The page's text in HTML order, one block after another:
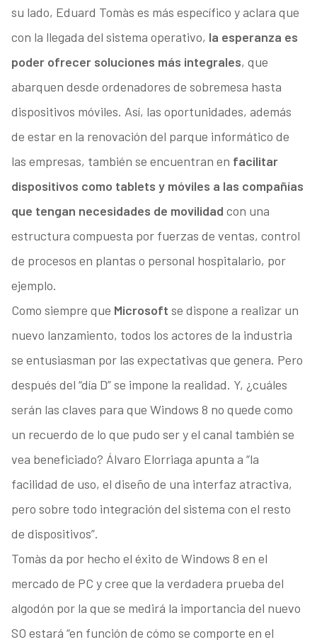
su lado, Eduard Tomàs es más específico y aclara que
con la llegada del sistema operativo, la esperanza es
poder ofrecer soluciones más integrales, que
abarquen desde ordenadores de sobremesa hasta
dispositivos móviles. Así, las oportunidades, además
de estar en la renovación del parque informático de
las empresas, también se encuentran en facilitar
dispositivos como tablets y móviles a las compañías
que tengan necesidades de movilidad con una
estructura compuesta por fuerzas de ventas, control
de procesos en plantas o personal hospitalario, por
ejemplo.
Como siempre que Microsoft se dispone a realizar un
nuevo lanzamiento, todos los actores de la industria
se entusiasman por las expectativas que genera. Pero
después del “día D” se impone la realidad. Y, ¿cuáles
serán las claves para que Windows 8 no quede como
un recuerdo de lo que pudo ser y el canal también se
vea beneficiado? Álvaro Elorriaga apunta a “la
facilidad de uso, el diseño de una interfaz atractiva,
pero sobre todo integración del sistema con el resto
de dispositivos”.
Tomàs da por hecho el éxito de Windows 8 en el
mercado de PC y cree que la verdadera prueba del
algodón por la que se medirá la importancia del nuevo
SO estará “en función de cómo se comporte en el